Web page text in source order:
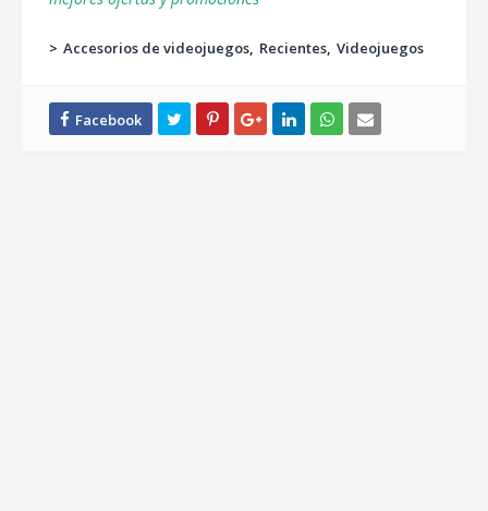
> Accesorios de videojuegos Recientes Videojuegos